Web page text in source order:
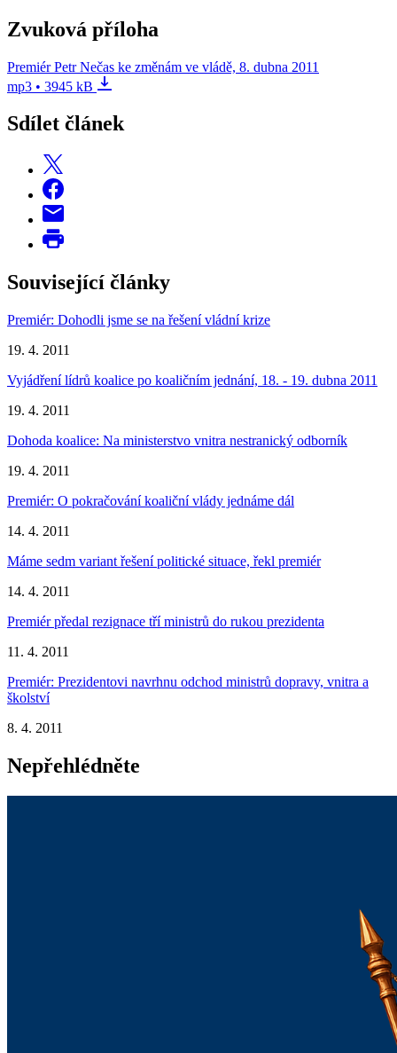
Zvuková příloha
Premiér Petr Nečas ke změnám ve vládě, 8. dubna 2011
mp3 • 3945 kB
Sdílet článek
Související články
Premiér: Dohodli jsme se na řešení vládní krize
19. 4. 2011
Vyjádření lídrů koalice po koaličním jednání, 18. - 19. dubna 2011
19. 4. 2011
Dohoda koalice: Na ministerstvo vnitra nestranický odborník
19. 4. 2011
Premiér: O pokračování koaliční vlády jednáme dál
14. 4. 2011
Máme sedm variant řešení politické situace, řekl premiér
14. 4. 2011
Premiér předal rezignace tří ministrů do rukou prezidenta
11. 4. 2011
Premiér: Prezidentovi navrhnu odchod ministrů dopravy, vnitra a
školství
8. 4. 2011
Nepřehlédněte